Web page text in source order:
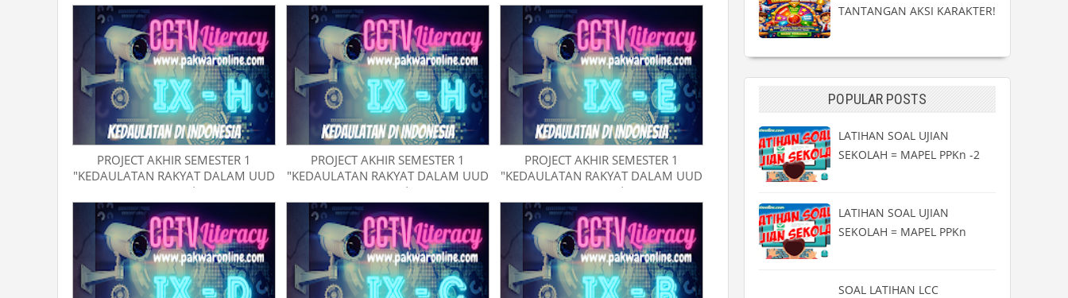
PROJECT AKHIR SEMESTER 1
"KEDAULATAN RAKYAT DALAM UUD
NRI TAHUN 1945" | KELAS IX-H
PROJECT AKHIR SEMESTER 1
"KEDAULATAN RAKYAT DALAM UUD
NRI TAHUN 1945" | KELAS IX-G
PROJECT AKHIR SEMESTER 1
"KEDAULATAN RAKYAT DALAM UUD
NRI TAHUN 1945" | KELAS IX-E
TANTANGAN AKSI KARAKTER!
POPULAR POSTS
LATIHAN SOAL UJIAN
SEKOLAH = MAPEL PPKn -2
LATIHAN SOAL UJIAN
SEKOLAH = MAPEL PPKn
SOAL LATIHAN LCC